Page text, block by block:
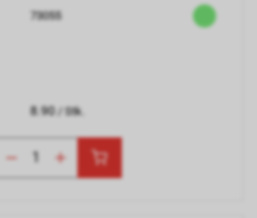
73055
8.90/ Stk.